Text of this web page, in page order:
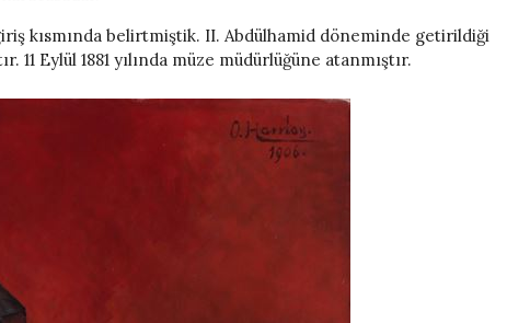
kısmında belirtmiştik. II. Abdülhamid döneminde getirildiği
11 Eylül 1881 yılında müze müdürlüğüne atanmıştır.